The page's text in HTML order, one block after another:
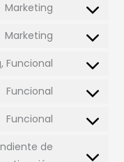
Marketing
Marketing
Funcional
Funcional
Funcional
de